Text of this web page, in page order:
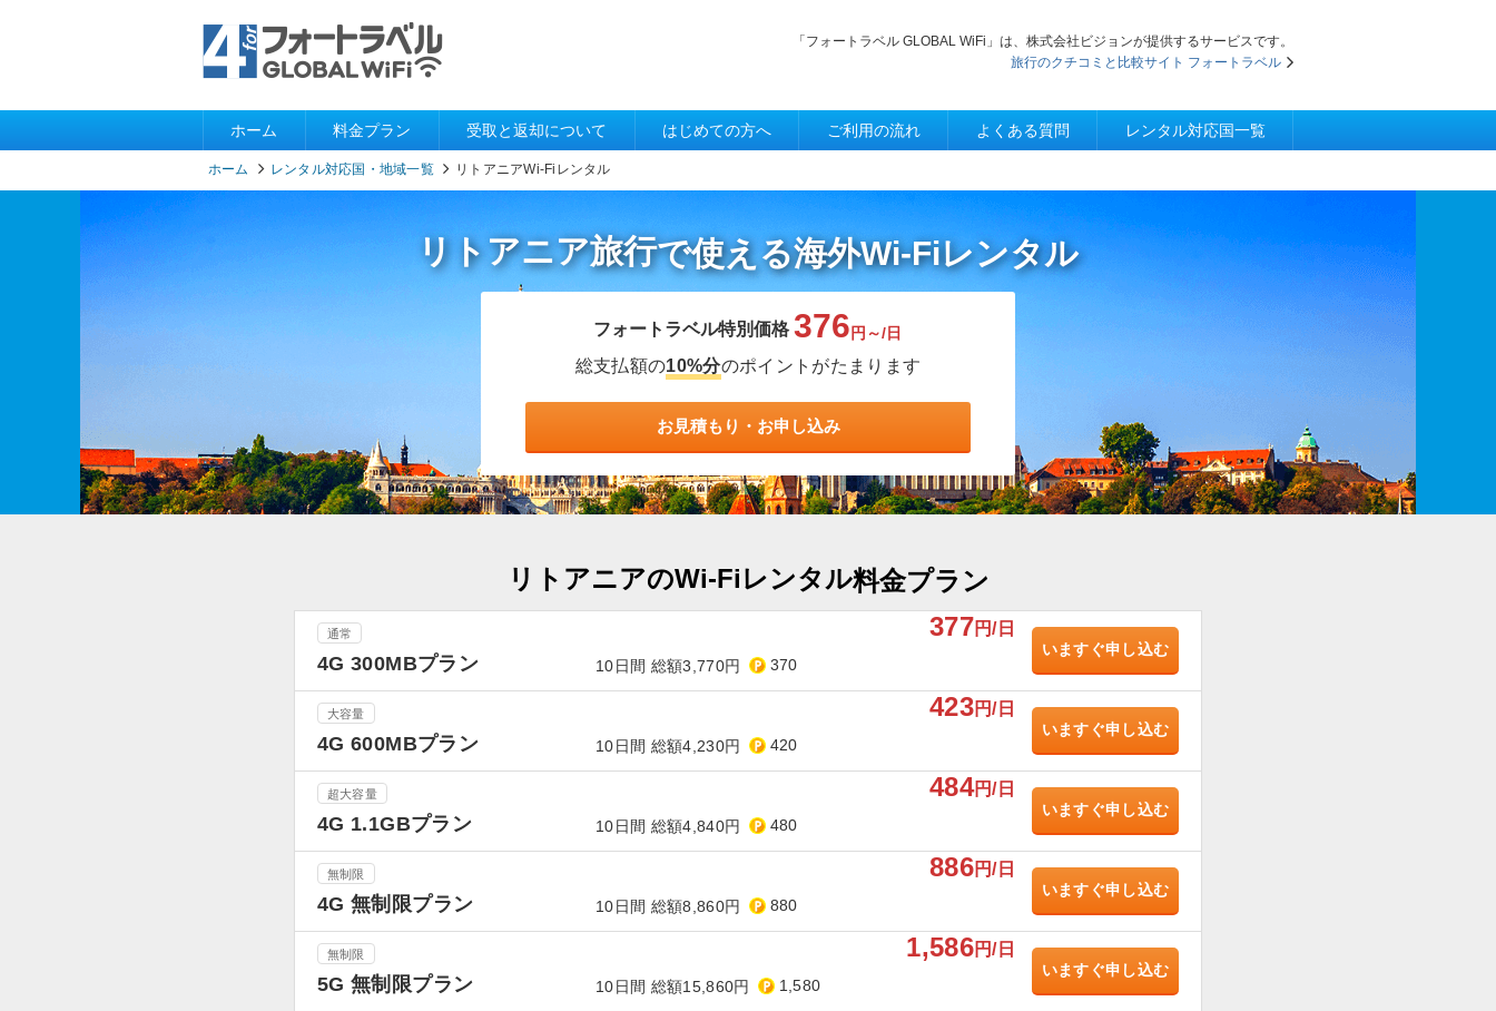
「フォートラベル GLOBAL WiFi」は、株式会社ビジョンが提供するサービスです。
旅行のクチコミと比較サイト フォートラベル
ホーム 料金プラン 受取と返却について はじめての方へ ご利用の流れ よくある質問 レンタル対応国一覧
ホーム レンタル対応国・地域一覧 リトアニアWi-Fiレンタル
リトアニア旅行で使える海外Wi-Fiレンタル
フォートラベル特別価格 376 円～/日
総支払額の10%分のポイントがたまります
お見積もり・お申し込み
リトアニアのWi-Fiレンタル料金プラン
通常
4G 300MBプラン 10日間 総額3,770円 370
377円/日
いますぐ申し込む
大容量
4G 600MBプラン 10日間 総額4,230円 420
423円/日
いますぐ申し込む
超大容量
4G 1.1GBプラン 10日間 総額4,840円 480
484円/日
いますぐ申し込む
無制限
4G 無制限プラン 10日間 総額8,860円 880
886円/日
いますぐ申し込む
無制限
5G 無制限プラン 10日間 総額15,860円 1,580
1,586円/日
いますぐ申し込む